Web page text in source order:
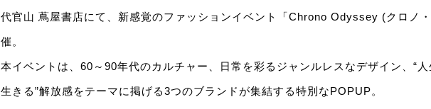
代官山 蔦屋書店にて、新感覚のファッションイベント「Chrono Odyssey (クロノ
催。
本イベントは、60～90年代のカルチャー、日常を彩るジャンルレスなデザイン、“
生きる”解放感をテーマに掲げる3つのブランドが集結する特別なPOPUP。